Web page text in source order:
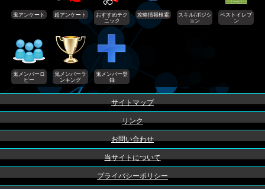
鬼アンケート 超アンケート
おすすめテク
ニック
攻略情報検索
スキル/ポジシ
ョン
ベストイレブ
ン
鬼メンバーロ
ビー
鬼メンバーラ
ンキング
鬼メンバー登
録
サイトマップ
リンク
お問い合わせ
当サイトについて
プライバシーポリシー